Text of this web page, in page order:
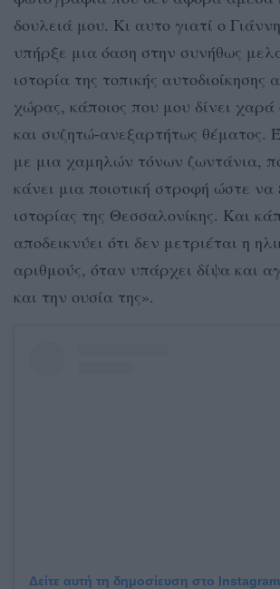
δουλειά μου. Κι αυτο γιατί ο
υπήρξε μια όαση στην συνήθως
ιστορία της τοπικής αυτοδιοίκησης
χώρας, κάποιος που μου δίνει
και συζητώ-ανεξαρτήτως θέματος.
με μια χαμηλών τόνων ζωντάνια,
κάνει μια ποιοτική στροφή ώστε
ιστορίας της Θεσσαλονίκης. Και
αποδεικνύει ότι δεν μετριέται η
αριθμούς, όταν υπάρχει δίψα και
και την ουσία της».
Δείτε αυτή τη δημοσίευση στο